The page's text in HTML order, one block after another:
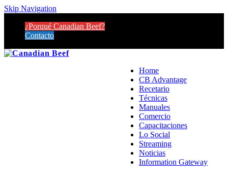
Skip Navigation
¿Porqué Canadian Beef?
Contacto
Home
CB Advantage
Recetario
Técnicas
Manuales
Comercio
Capacitaciones
Lo Social
Streaming
Noticias
Information Gateway